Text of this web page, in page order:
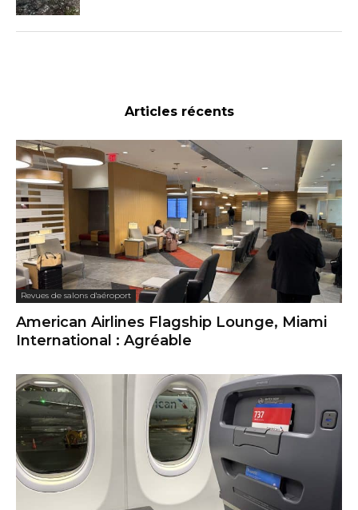
Articles récents
Revues de salons d'aéroport
American Airlines Flagship Lounge, Miami
International : Agréable